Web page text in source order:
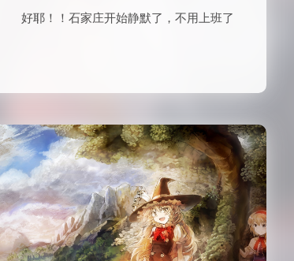
好耶！！石家庄开始静默了，不用上班了